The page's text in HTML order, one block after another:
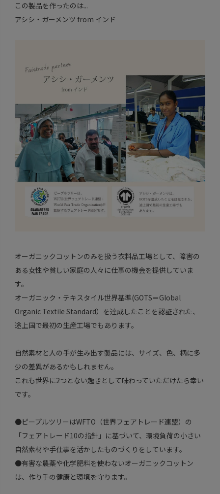
この製品を作ったのは...
アシシ・ガーメンツ from インド
オーガニックコットンのみを扱う衣料品工場として、障害の
ある女性や貧しい家庭の人々に仕事の機会を提供していま
す。
オーガニック・テキスタイル世界基準(GOTS＝Global
Organic Textile Standard）を達成したことを認証された、
途上国で最初の生産工場でもあります。
自然素材と人の手が生み出す製品には、サイズ、色、柄に多
少の差異があるかもしれません。
これも世界に2つとない趣きとして味わっていただけたら幸い
です。
●ピープルツリーはWFTO（世界フェアトレード連盟）の
「フェアトレード10の指針」に基づいて、環境負荷の小さい
自然素材や手仕事を活かしたものづくりをしています。
●有害な農薬や化学肥料を使わないオーガニックコットン
は、作り手の健康と環境を守ります。